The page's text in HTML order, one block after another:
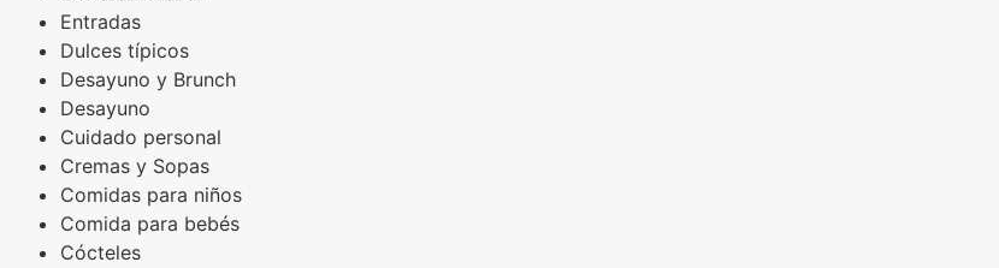
Entradas
Dulces típicos
Desayuno y Brunch
Desayuno
Cuidado personal
Cremas y Sopas
Comidas para niños
Comida para bebés
Cócteles